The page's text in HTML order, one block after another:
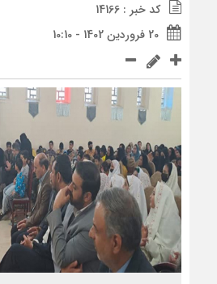
کد خبر : 14166
20 فروردین 1402 - 10:10